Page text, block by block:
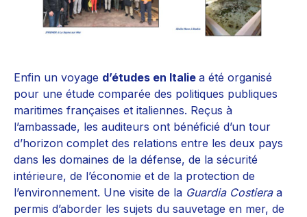
Enfin un voyage d’études en Italie a été organisé
pour une étude comparée des politiques publiques
maritimes françaises et italiennes. Reçus à
l’ambassade, les auditeurs ont bénéficié d’un tour
d’horizon complet des relations entre les deux pays
dans les domaines de la défense, de la sécurité
intérieure, de l’économie et de la protection de
l’environnement. Une visite de la Guardia Costieraa
permis d’aborder les sujets du sauvetage en mer, de